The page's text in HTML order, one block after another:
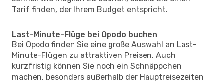
Tarif finden, der Ihrem Budget entspricht.
Last-Minute-Flüge bei Opodo buchen
Bei Opodo finden Sie eine große Auswahl an Last-
Minute-Flügen zu attraktiven Preisen. Auch
kurzfristig können Sie noch ein Schnäppchen
machen, besonders außerhalb der Hauptreisezeiten